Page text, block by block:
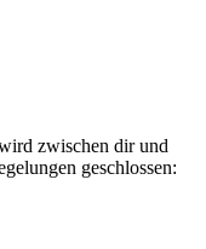
zwischen dir und
geschlossen: